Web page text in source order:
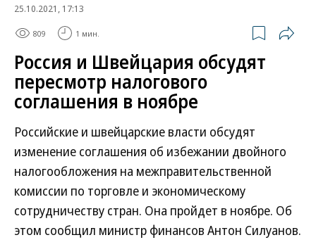
25.10.2021, 17:13
809 1 мин.
Россия и Швейцария обсудят
пересмотр налогового
соглашения в ноябре
Российские и швейцарские власти обсудят
изменение соглашения об избежании двойного
налогообложения на межправительственной
комиссии по торговле и экономическому
сотрудничеству стран. Она пройдет в ноябре. Об
этом сообщил министр финансов Антон Силуанов.